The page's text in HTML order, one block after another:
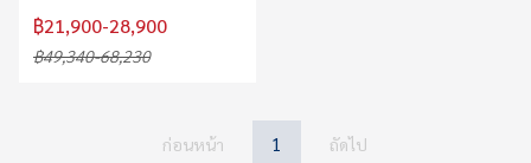
฿21,900-28,900
฿49,340-68,230
ก่อนหน้า 1 ถัดไป